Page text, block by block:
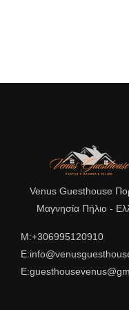
Venus Guesthouse
Μαγνησία Πήλιο -
Μ:+306995120910